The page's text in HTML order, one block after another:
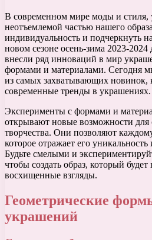
В современном мире моды и стиля,
неотъемлемой частью нашего
индивидуальность и подчеркнуть
новом сезоне осень-зима 2023-
внесли ряд инноваций в мир
формами и материалами. Сегодня
из самых захватывающих новинок,
современные тренды в украшениях.
Эксперименты с формами и
открывают новые возможности
творчества. Они позволяют
которое отражает его
Будьте смелыми и
чтобы создать образ, который
восхищенные взгляды.
Геометрические
украшений